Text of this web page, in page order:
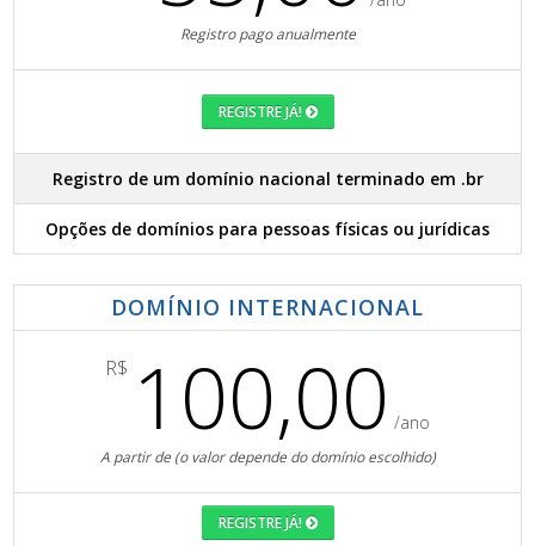
Registro pago anualmente
REGISTRE JÁ!
Registro de um domínio nacional terminado em .br
Opções de domínios para pessoas físicas ou jurídicas
DOMÍNIO INTERNACIONAL
R$ 100,00 /ano
A partir de (o valor depende do domínio escolhido)
REGISTRE JÁ!